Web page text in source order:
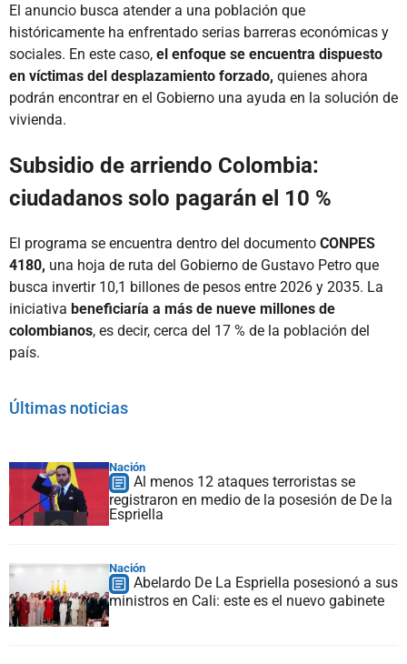
El anuncio busca atender a una población que
históricamente ha enfrentado serias barreras económicas y
sociales. En este caso, el enfoque se encuentra dispuesto
en víctimas del desplazamiento forzado, quienes ahora
podrán encontrar en el Gobierno una ayuda en la solución de
vivienda.
Subsidio de arriendo Colombia:
ciudadanos solo pagarán el 10 %
El programa se encuentra dentro del documento CONPES
4180, una hoja de ruta del Gobierno de Gustavo Petro que
busca invertir 10,1 billones de pesos entre 2026 y 2035. La
iniciativa beneficiaría a más de nueve millones de
colombianos, es decir, cerca del 17 % de la población del
país.
Últimas noticias
Nación
Al menos 12 ataques terroristas se
registraron en medio de la posesión de De la
Espriella
Nación
Abelardo De La Espriella posesionó a sus
ministros en Cali: este es el nuevo gabinete